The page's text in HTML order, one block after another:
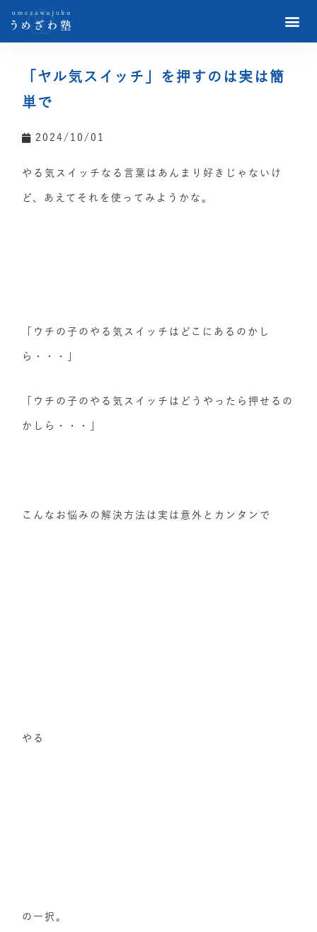
「ヤル気スイッチ」を押すのは実は簡
単で
2024/10/01
やる気スイッチなる言葉はあんまり好きじゃないけ
ど、あえてそれを使ってみようかな。
「ウチの子のやる気スイッチはどこにあるのかし
ら・・・」
「ウチの子のやる気スイッチはどうやったら押せるの
かしら・・・」
こんなお悩みの解決方法は実は意外とカンタンで
やる
の一択。